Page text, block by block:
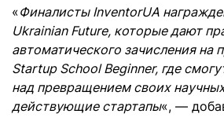
«Финалисты InventorUA
Ukrainian Future, которые дают
автоматического зачисления на
Startup School Beginner, где
над превращением своих
действующие стартапы«, —